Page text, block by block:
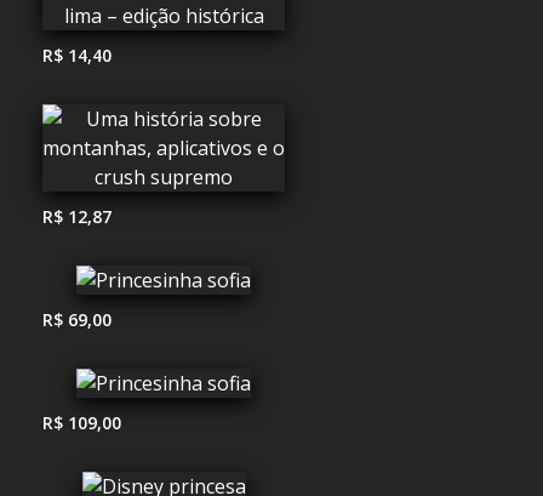
R$ 14,40
R$ 12,87
R$ 69,00
R$ 109,00